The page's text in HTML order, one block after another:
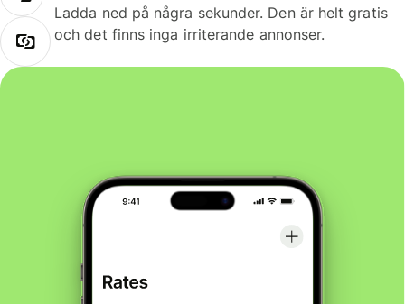
Ladda ned på några sekunder. Den är helt gratis
och det finns inga irriterande annonser.